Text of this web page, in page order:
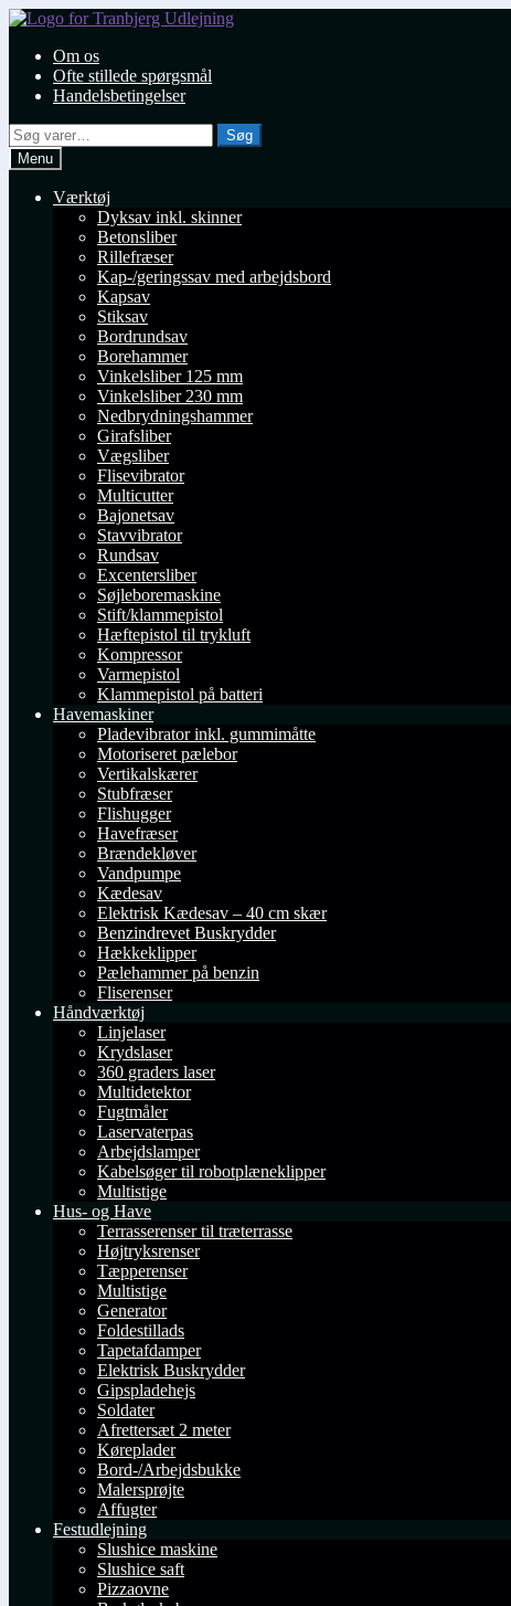
Spring
navigation
Spring
indholdOm os
Ofte stillede spørgsmål
Handelsbetingelser
Søg
efter:
Søg
Menu
Værktøj
Dyksav inkl. skinner
Betonsliber
Rillefræser
Kap-/geringssav med arbejdsbord
Kapsav
Stiksav
Bordrundsav
Borehammer
Vinkelsliber 125 mm
Vinkelsliber 230 mm
Nedbrydningshammer
Girafsliber
Vægsliber
Flisevibrator
Multicutter
Bajonetsav
Stavvibrator
Rundsav
Excentersliber
Søjleboremaskine
Stift/klammepistol
Hæftepistol til trykluft
Kompressor
Varmepistol
Klammepistol på batteri
Havemaskiner
Pladevibrator inkl. gummimåtte
Motoriseret pælebor
Vertikalskærer
Stubfræser
Flishugger
Havefræser
Brændekløver
Vandpumpe
Kædesav
Elektrisk Kædesav – 40 cm skær
Benzindrevet Buskrydder
Hækkeklipper
Pælehammer på benzin
Fliserenser
Håndværktøj
Linjelaser
Krydslaser
360 graders laser
Multidetektor
Fugtmåler
Laservaterpas
Arbejdslamper
Kabelsøger til robotplæneklipper
Multistige
Hus- og Have
Terrasserenser til træterrasse
Højtryksrenser
Tæpperenser
Multistige
Generator
Foldestillads
Tapetafdamper
Elektrisk Buskrydder
Gipspladehejs
Soldater
Afrettersæt 2 meter
Køreplader
Bord-/Arbejdsbukke
Malersprøjte
Affugter
Festudlejning
Slushice maskine
Slushice saft
Pizzaovne